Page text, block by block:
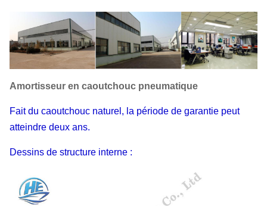
Amortisseur en caoutchouc pneumatique
Fait du caoutchouc naturel, la période de garantie peut
atteindre deux ans.
Dessins de structure interne :